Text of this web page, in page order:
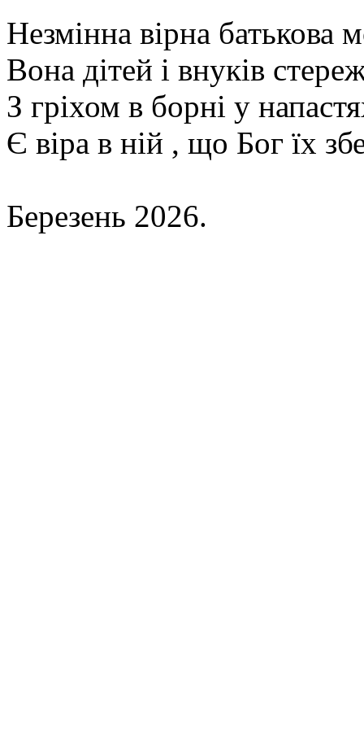
Незмінна вірна батькова
Вона дітей і внуків
З гріхом в борні у
Є віра в ній , що Бог їх
Березень 2026.